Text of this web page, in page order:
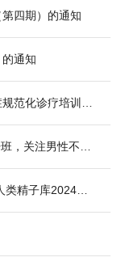
四期）的通知
通知